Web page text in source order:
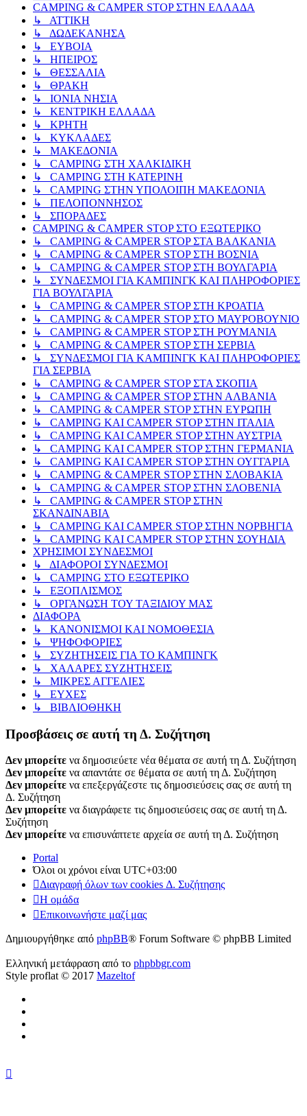
CAMPING & CAMPER STOP ΣΤΗN ΕΛΛΑΔΑ
↳ ΑΤΤΙΚΗ
↳ ΔΩΔΕΚΑΝΗΣΑ
↳ ΕΥΒΟΙΑ
↳ ΗΠΕΙΡΟΣ
↳ ΘΕΣΣΑΛΙΑ
↳ ΘΡΑΚΗ
↳ ΙΟΝΙΑ ΝΗΣΙΑ
↳ ΚΕΝΤΡΙΚΗ ΕΛΛΑΔΑ
↳ ΚΡΗΤΗ
↳ ΚΥΚΛΑΔΕΣ
↳ ΜΑΚΕΔΟΝΙΑ
↳ CAMPING ΣΤΗ ΧΑΛΚΙΔΙΚΗ
↳ CAMPING ΣΤΗ ΚΑΤΕΡΙΝΗ
↳ CAMPING ΣΤΗΝ ΥΠΟΛΟΙΠΗ ΜΑΚΕΔΟΝΙΑ
↳ ΠΕΛΟΠΟΝΝΗΣΟΣ
↳ ΣΠΟΡΑΔΕΣ
CAMPING & CAMPER STOP ΣΤΟ ΕΞΩΤΕΡΙΚΟ
↳ CAMPING & CAMPER STOP ΣΤΑ ΒΑΛΚΑΝΙΑ
↳ CAMPING & CAMPER STOP ΣΤΗ ΒΟΣΝΙΑ
↳ CAMPING & CAMPER STOP ΣΤΗ ΒΟΥΛΓΑΡΙΑ
↳ ΣΥΝΔΕΣΜΟΙ ΓΙΑ ΚΑΜΠΙΝΓΚ ΚΑΙ ΠΛΗΡΟΦΟΡΙΕΣ
ΓΙΑ ΒΟΥΛΓΑΡΙΑ
↳ CAMPING & CAMPER STOP ΣΤΗ ΚΡΟΑΤΙΑ
↳ CAMPING & CAMPER STOP ΣΤΟ ΜΑΥΡΟΒΟΥΝΙΟ
↳ CAMPING & CAMPER STOP ΣΤΗ ΡΟΥΜΑΝΙΑ
↳ CAMPING & CAMPER STOP ΣΤΗ ΣΕΡΒΙΑ
↳ ΣΥΝΔΕΣΜΟΙ ΓΙΑ ΚΑΜΠΙΝΓΚ ΚΑΙ ΠΛΗΡΟΦΟΡΙΕΣ
ΓΙΑ ΣΕΡΒΙΑ
↳ CAMPING & CAMPER STOP ΣΤΑ ΣΚΟΠΙΑ
↳ CAMPING & CAMPER STOP ΣΤΗΝ ΑΛΒΑΝΙΑ
↳ CAMPING & CAMPER STOP ΣΤΗΝ ΕΥΡΩΠΗ
↳ CAMPING KAI CAMPER STOP ΣΤΗΝ ΙΤΑΛΙΑ
↳ CAMPING KAI CAMPER STOP ΣΤΗΝ ΑΥΣΤΡΙΑ
↳ CAMPING KAI CAMPER STOP ΣΤΗΝ ΓΕΡΜΑΝΙΑ
↳ CAMPING KAI CAMPER STOP ΣΤΗΝ ΟΥΓΓΑΡΙΑ
↳ CAMPING & CAMPER STOP ΣΤΗΝ ΣΛΟΒΑΚΙΑ
↳ CAMPING & CAMPER STOP ΣΤΗΝ ΣΛΟΒΕΝΙΑ
↳ CAMPING & CAMPER STOP ΣΤΗΝ
ΣΚΑΝΔΙΝΑΒΙΑ
↳ CAMPING KAI CAMPER STOP ΣΤΗΝ ΝΟΡΒΗΓΙΑ
↳ CAMPING KAI CAMPER STOP ΣΤΗΝ ΣΟΥΗΔΙΑ
ΧΡΗΣΙΜΟΙ ΣΥΝΔΕΣΜΟΙ
↳ ΔΙΑΦΟΡΟΙ ΣΥΝΔΕΣΜΟΙ
↳ CAMPING ΣΤΟ ΕΞΩΤΕΡΙΚΟ
↳ ΕΞΟΠΛΙΣΜΟΣ
↳ ΟΡΓΑΝΩΣΗ ΤΟΥ ΤΑΞΙΔΙΟΥ ΜΑΣ
ΔΙΑΦΟΡΑ
↳ ΚΑΝΟΝΙΣΜΟΙ ΚΑΙ ΝΟΜΟΘΕΣΙΑ
↳ ΨΗΦΟΦΟΡΙΕΣ
↳ ΣΥΖΗΤΗΣΕΙΣ ΓΙΑ ΤΟ ΚΑΜΠΙΝΓΚ
↳ ΧΑΛΑΡΕΣ ΣΥΖΗΤΗΣΕΙΣ
↳ ΜΙΚΡΕΣ ΑΓΓΕΛΙΕΣ
↳ ΕΥΧΕΣ
↳ ΒΙΒΛΙΟΘΗΚΗ
Προσβάσεις σε αυτή τη Δ. Συζήτηση
Δεν μπορείτε να δημοσιεύετε νέα θέματα σε αυτή τη Δ. Συζήτηση
Δεν μπορείτε να απαντάτε σε θέματα σε αυτή τη Δ. Συζήτηση
Δεν μπορείτε να επεξεργάζεστε τις δημοσιεύσεις σας σε αυτή τη
Δ. Συζήτηση
Δεν μπορείτε να διαγράφετε τις δημοσιεύσεις σας σε αυτή τη Δ.
Συζήτηση
Δεν μπορείτε να επισυνάπτετε αρχεία σε αυτή τη Δ. Συζήτηση
Portal
Όλοι οι χρόνοι είναι UTC+03:00
Διαγραφή όλων των cookies Δ. Συζήτησης
Η ομάδα
Επικοινωνήστε μαζί μας
Δημιουργήθηκε από phpBB® Forum Software © phpBB Limited
Ελληνική μετάφραση από το phpbbgr.com
Style proflat © 2017 Mazeltof